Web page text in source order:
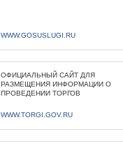
WWW.GOSUSLUGI.RU
ОФИЦИАЛЬНЫЙ САЙТ ДЛЯ
РАЗМЕЩЕНИЯ ИНФОРМАЦИИ О
ПРОВЕДЕНИИ ТОРГОВ
WWW.TORGI.GOV.RU